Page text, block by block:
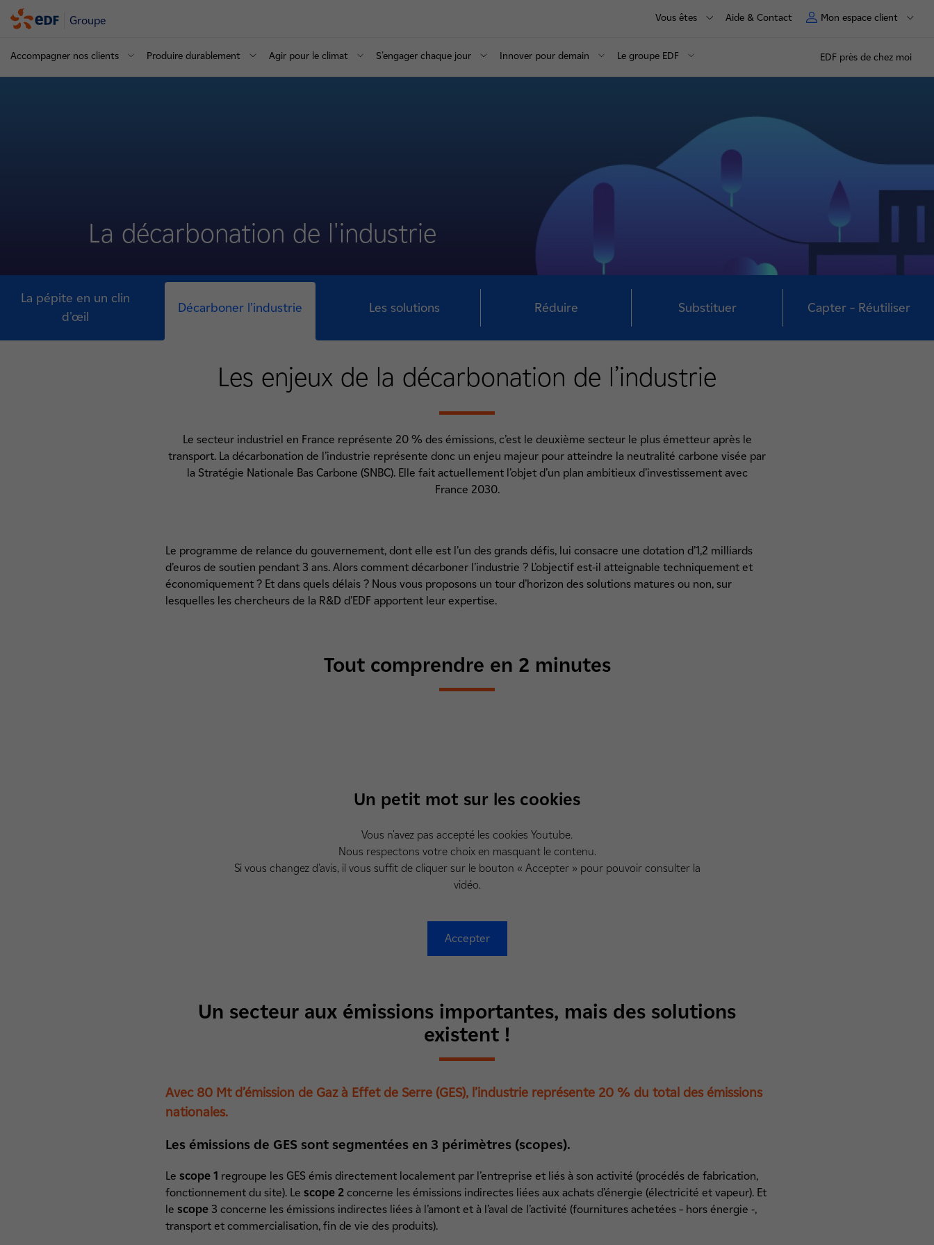
Groupe Vous êtes Aide & Contact Mon espace client
Accompagner nos clients Produire durablement Agir pour le climat S’engager chaque jour Innover pour demain Le groupe EDF EDF près de chez moi
La décarbonation de l'industrie
La pépite en un clin
d'œil
Décarboner l’industrie Les solutions Réduire Substituer Capter – Réutiliser
Les enjeux de la décarbonation de l’industrie
Le secteur industriel en France représente 20 % des émissions, c’est le deuxième secteur le plus émetteur après le
transport. La décarbonation de l’industrie représente donc un enjeu majeur pour atteindre la neutralité carbone visée par
la Stratégie Nationale Bas Carbone (SNBC). Elle fait actuellement l’objet d’un plan ambitieux d’investissement avec
France 2030.
Le programme de relance du gouvernement, dont elle est l’un des grands défis, lui consacre une dotation d’1,2 milliards
d’euros de soutien pendant 3 ans. Alors comment décarboner l’industrie ? L’objectif est-il atteignable techniquement et
économiquement ? Et dans quels délais ? Nous vous proposons un tour d’horizon des solutions matures ou non, sur
lesquelles les chercheurs de la R&D d’EDF apportent leur expertise.
Tout comprendre en 2 minutes
Un petit mot sur les cookies
Vous n'avez pas accepté les cookies Youtube.
Nous respectons votre choix en masquant le contenu.
Si vous changez d'avis, il vous suffit de cliquer sur le bouton « Accepter » pour pouvoir consulter la
vidéo.
Accepter
Un secteur aux émissions importantes, mais des solutions
existent !
Avec 80 Mt d’émission de Gaz à Effet de Serre (GES), l’industrie représente 20 % du total des émissions
nationales.
Les émissions de GES sont segmentées en 3 périmètres (scopes).
Le scope 1 regroupe les GES émis directement localement par l’entreprise et liés à son activité (procédés de fabrication,
fonctionnement du site). Le scope 2concerne les émissions indirectes liées aux achats d’énergie (électricité et vapeur). Et
le scope 3 concerne les émissions indirectes liées à l’amont et à l’aval de l’activité (fournitures achetées – hors énergie -,
transport et commercialisation, fin de vie des produits).